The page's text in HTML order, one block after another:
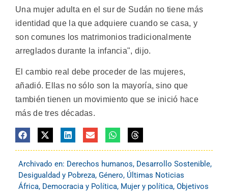
Una mujer adulta en el sur de Sudán no tiene más
identidad que la que adquiere cuando se casa, y
son comunes los matrimonios tradicionalmente
arreglados durante la infancia", dijo.
El cambio real debe proceder de las mujeres,
añadió. Ellas no sólo son la mayoría, sino que
también tienen un movimiento que se inició hace
más de tres décadas.
Archivado en: Derechos humanos, Desarrollo Sostenible,
Desigualdad y Pobreza, Género, Últimas Noticias
África, Democracia y Política, Mujer y política, Objetivos